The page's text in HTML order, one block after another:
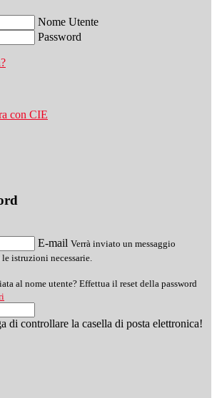
Nome Utente
Password
con CIE
E-mail Verrà inviato un messaggio
istruzioni necessarie.
al nome utente? Effettua il reset della password
di controllare la casella di posta elettronica!